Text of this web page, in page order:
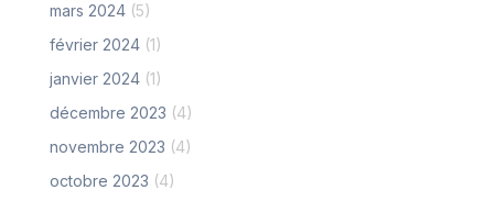
mars 2024 (5)
février 2024 (1)
janvier 2024 (1)
décembre 2023 (4)
novembre 2023 (4)
octobre 2023 (4)